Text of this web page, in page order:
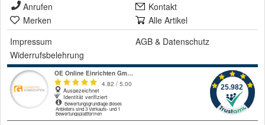
Anrufen
Kontakt
Merken
Alle Artikel
Impressum
AGB & Datenschutz
Widerrufsbelehrung